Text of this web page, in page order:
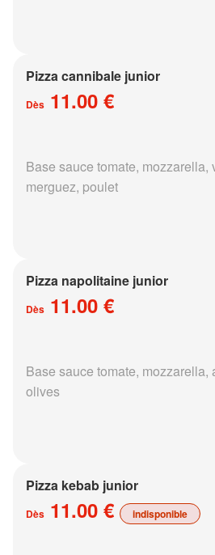
Pizza cannibale junior
Dès 11.00 €
Base sauce tomate, mozzarella,
merguez, poulet
Pizza napolitaine junior
Dès 11.00 €
Base sauce tomate, mozzarella,
olives
Pizza kebab junior
Dès 11.00 € indisponible